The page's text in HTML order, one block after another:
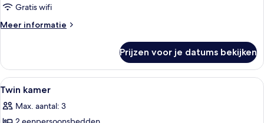
Gratis wifi
Meer informatie
Meer
Prijzen voor je datums bekijken
Alle
foto's
voor
Een hotelkamer met twee bedden,
3
Twin kamer
Max. aantal: 3